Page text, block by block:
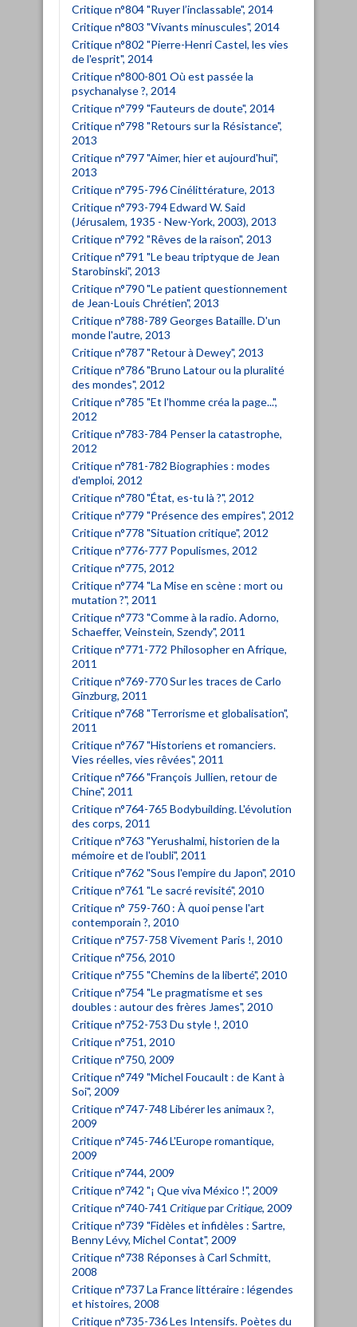
Critique n°804 "Ruyer l’inclassable", 2014
Critique n°803 "Vivants minuscules", 2014
Critique n°802 "Pierre-Henri Castel, les vies
de l'esprit", 2014
Critique n°800-801 Où est passée la
psychanalyse ?, 2014
Critique n°799 "Fauteurs de doute", 2014
Critique n°798 "Retours sur la Résistance",
2013
Critique n°797 "Aimer, hier et aujourd'hui",
2013
Critique n°795-796 Cinélittérature, 2013
Critique n°793-794 Edward W. Said
(Jérusalem, 1935 - New-York, 2003), 2013
Critique n°792 "Rêves de la raison", 2013
Critique n°791 "Le beau triptyque de Jean
Starobinski", 2013
Critique n°790 "Le patient questionnement
de Jean-Louis Chrétien", 2013
Critique n°788-789 Georges Bataille. D'un
monde l'autre, 2013
Critique n°787 "Retour à Dewey", 2013
Critique n°786 "Bruno Latour ou la pluralité
des mondes", 2012
Critique n°785 "Et l'homme créa la page...",
2012
Critique n°783-784 Penser la catastrophe,
2012
Critique n°781-782 Biographies : modes
d'emploi, 2012
Critique n°780 "État, es-tu là ?", 2012
Critique n°779 "Présence des empires", 2012
Critique n°778 "Situation critique", 2012
Critique n°776-777 Populismes, 2012
Critique n°775, 2012
Critique n°774 "La Mise en scène : mort ou
mutation ?", 2011
Critique n°773 "Comme à la radio. Adorno,
Schaeffer, Veinstein, Szendy", 2011
Critique n°771-772 Philosopher en Afrique,
2011
Critique n°769-770 Sur les traces de Carlo
Ginzburg, 2011
Critique n°768 "Terrorisme et globalisation",
2011
Critique n°767 "Historiens et romanciers.
Vies réelles, vies rêvées", 2011
Critique n°766 "François Jullien, retour de
Chine", 2011
Critique n°764-765 Bodybuilding. L'évolution
des corps, 2011
Critique n°763 "Yerushalmi, historien de la
mémoire et de l'oubli", 2011
Critique n°762 "Sous l'empire du Japon", 2010
Critique n°761 "Le sacré revisité", 2010
Critique n° 759-760 : À quoi pense l'art
contemporain ?, 2010
Critique n°757-758 Vivement Paris !, 2010
Critique n°756, 2010
Critique n°755 "Chemins de la liberté", 2010
Critique n°754 "Le pragmatisme et ses
doubles : autour des frères James", 2010
Critique n°752-753 Du style !, 2010
Critique n°751, 2010
Critique n°750, 2009
Critique n°749 "Michel Foucault : de Kant à
Soi", 2009
Critique n°747-748 Libérer les animaux ?,
2009
Critique n°745-746 L'Europe romantique,
2009
Critique n°744, 2009
Critique n°742 "¡ Que viva México !", 2009
Critique n°740-741 CritiqueparCritique, 2009
Critique n°739 "Fidèles et infidèles : Sartre,
Benny Lévy, Michel Contat", 2009
Critique n°738 Réponses à Carl Schmitt,
2008
Critique n°737 La France littéraire : légendes
et histoires, 2008
Critique n°735-736 Les Intensifs. Poètes du